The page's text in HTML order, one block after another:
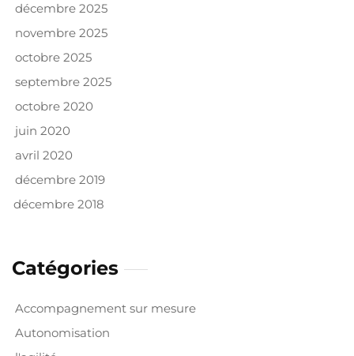
décembre 2025
novembre 2025
octobre 2025
septembre 2025
octobre 2020
juin 2020
avril 2020
décembre 2019
décembre 2018
Catégories
Accompagnement sur mesure
Autonomisation